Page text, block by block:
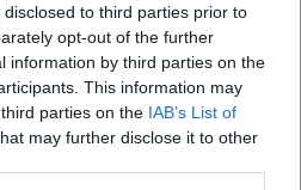
to third parties prior to
opt-out of the further
information by third parties on the
This information may
parties on the IAB’s List of
may further disclose it to other
ALLGÄU?
Konzert?